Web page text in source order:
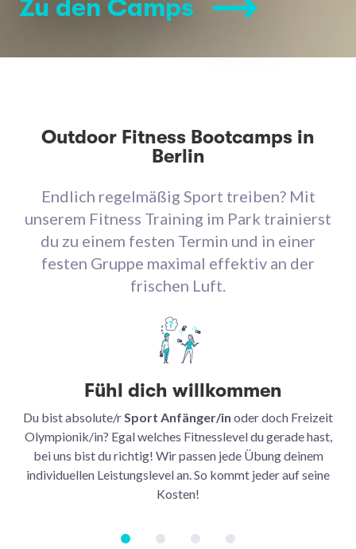
Zu den Camps
Outdoor Fitness Bootcamps in
Berlin
Endlich regelmäßig Sport treiben? Mit
unserem Fitness Training im Park trainierst
du zu einem festen Termin und in einer
festen Gruppe maximal effektiv an der
frischen Luft.
Fühl dich willkommen
Du bist absolute/rSport Anfänger/in oder doch Freizeit
Olympionik/in? Egal welches Fitnesslevel du gerade hast,
bei uns bist du richtig! Wir passen jede Übung deinem
individuellen Leistungslevel an. So kommt jeder auf seine
Kosten!